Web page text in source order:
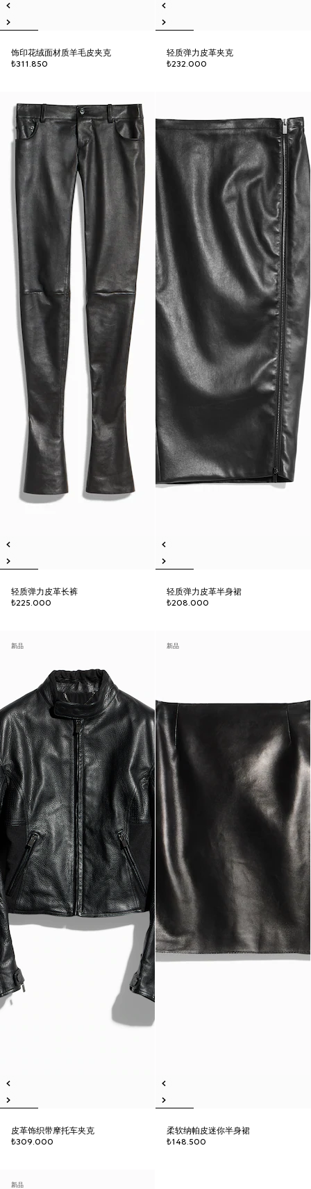
饰印花绒面材质羊毛皮夹克
₺311.850
轻质弹力皮革夹克
₺232.000
轻质弹力皮革长裤
₺225.000
轻质弹力皮革半身裙
₺208.000
新品
皮革饰织带摩托车夹克
₺309.000
新品
柔软纳帕皮迷你半身裙
₺148.500
新品